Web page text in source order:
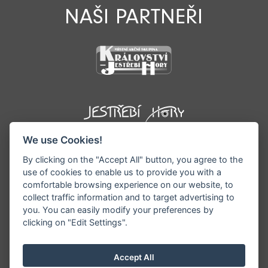
NAŠI PARTNEŘI
©1996 - 2026 Všechna práva vyhrazena serveru
zveřejňovaných informací a vyhrazuje si právo
We use Cookies!
By clicking on the "Accept All" button, you agree to the
use of cookies to enable us to provide you with a
comfortable browsing experience on our website, to
collect traffic information and to target advertising to
you. You can easily modify your preferences by
clicking on "Edit Settings".
Accept All